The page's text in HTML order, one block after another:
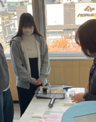
国際言語文化研究科
経済経営学研究科
理工学研究科
薬学研究科
看護学研究科
農学研究科